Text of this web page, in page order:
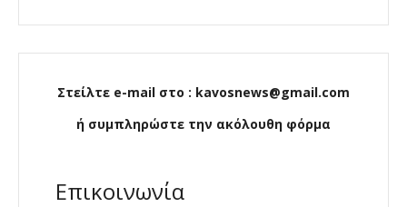
Στείλτε e-mail στο : kavosnews@gmail.com
ή συμπληρώστε την ακόλουθη φόρμα
Επικοινωνία